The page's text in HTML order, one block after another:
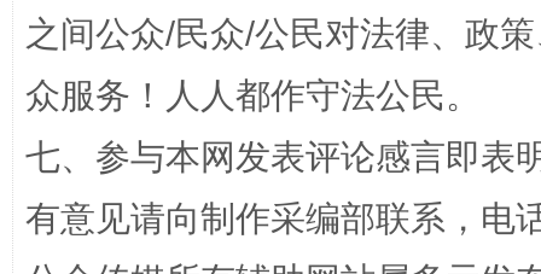
之间公众/民众/公民对法律、政
众服务！人人都作守法公民。
七、参与本网发表评论感言即表
有意见请向制作采编部联系，电